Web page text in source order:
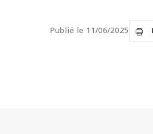
Publié le 11/06/2025